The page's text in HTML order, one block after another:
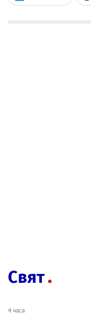
Свят
4 часа